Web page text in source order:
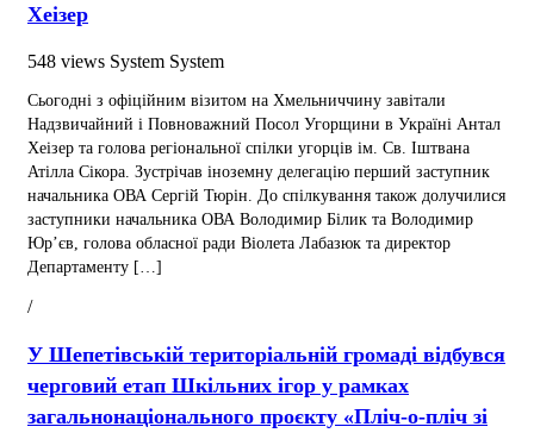
Хеізер
548 views System System
Сьогодні з офіційним візитом на Хмельниччину завітали
Надзвичайний і Повноважний Посол Угорщини в Україні Антал
Хеізер та голова регіональної спілки угорців ім. Св. Іштвана
Атілла Сікора. Зустрічав іноземну делегацію перший заступник
начальника ОВА Сергій Тюрін. До спілкування також долучилися
заступники начальника ОВА Володимир Білик та Володимир
Юр’єв, голова обласної ради Віолета Лабазюк та директор
Департаменту […]
/
У Шепетівській територіальній громаді відбувся
черговий етап Шкільних ігор у рамках
загальнонаціонального проєкту «Пліч-о-пліч зі